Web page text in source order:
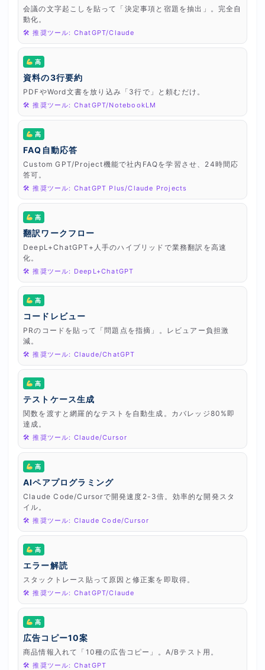
会議の文字起こしを貼って「決定事項と宿題を抽出」。完全自
動化。
🛠 推奨ツール: ChatGPT/Claude
高
資料の3行要約
PDFやWord文書を放り込み「3行で」と頼むだけ。
🛠 推奨ツール: ChatGPT/NotebookLM
高
FAQ自動応答
Custom GPT/Project機能で社内FAQを学習させ、24時間応
答可。
🛠 推奨ツール: ChatGPT Plus/Claude Projects
高
翻訳ワークフロー
DeepL+ChatGPT+人手のハイブリッドで業務翻訳を高速
化。
🛠 推奨ツール: DeepL+ChatGPT
高
コードレビュー
PRのコードを貼って「問題点を指摘」。レビュアー負担激
減。
🛠 推奨ツール: Claude/ChatGPT
高
テストケース生成
関数を渡すと網羅的なテストを自動生成。カバレッジ80%即
達成。
🛠 推奨ツール: Claude/Cursor
高
AIペアプログラミング
Claude Code/Cursorで開発速度2-3倍。効率的な開発スタ
イル。
🛠 推奨ツール: Claude Code/Cursor
高
エラー解読
スタックトレース貼って原因と修正案を即取得。
🛠 推奨ツール: ChatGPT/Claude
高
広告コピー10案
商品情報入れて「10種の広告コピー」。A/Bテスト用。
🛠 推奨ツール: ChatGPT